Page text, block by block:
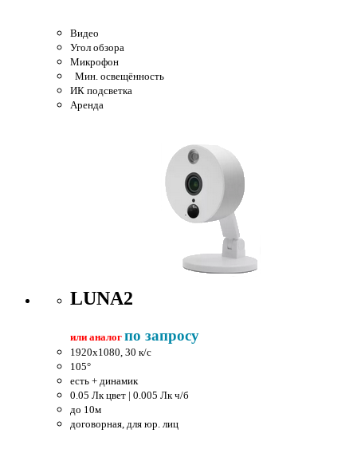
Видео
Угол обзора
Микрофон
Мин. освещённость
ИК подсветка
Аренда
LUNA2
или аналог по запросу
1920x1080, 30 к/c
105°
есть + динамик
0.05 Лк цвет | 0.005 Лк ч/б
до 10м
договорная, для юр. лиц